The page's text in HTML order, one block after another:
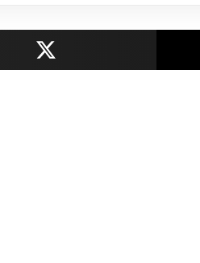
Partager sur X